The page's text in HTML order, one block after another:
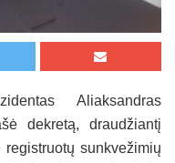
Aliaksandras
dekretą, draudžiantį
sunkvežimių